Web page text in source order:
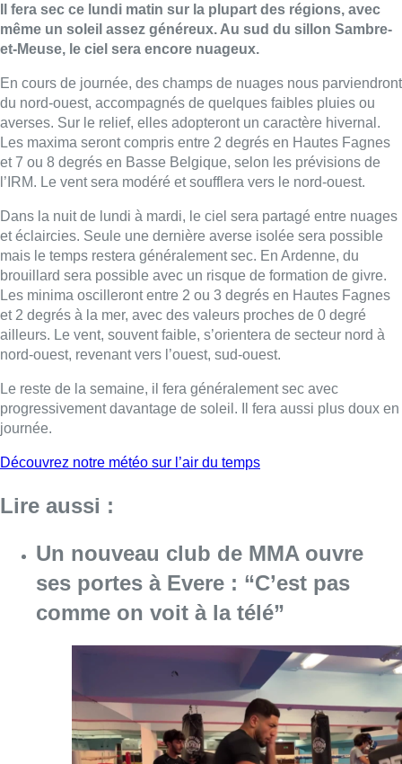
Il fera sec ce lundi matin sur la plupart des régions, avec
même un soleil assez généreux. Au sud du sillon Sambre-
et-Meuse, le ciel sera encore nuageux.
En cours de journée, des champs de nuages nous parviendront
du nord­-ouest, accompagnés de quelques faibles pluies ou
averses. Sur le relief, elles adopteront un caractère hivernal.
Les maxima seront compris entre 2 degrés en Hautes Fagnes
et 7 ou 8 degrés en Basse Belgique, selon les prévisions de
l’IRM. Le vent sera modéré et soufflera vers le nord-ouest.
Dans la nuit de lundi à mardi, le ciel sera partagé entre nuages
et éclaircies. Seule une dernière averse isolée sera possible
mais le temps restera généralement sec. En Ardenne, du
brouillard sera possible avec un risque de formation de givre.
Les minima oscilleront entre 2 ou 3 degrés en Hautes Fagnes
et 2 degrés à la mer, avec des valeurs proches de 0 degré
ailleurs. Le vent, souvent faible, s’orientera de secteur nord à
nord­-ouest, revenant vers l’ouest, sud­-ouest.
Le reste de la semaine, il fera généralement sec avec
progressivement davantage de soleil. Il fera aussi plus doux en
journée.
Découvrez notre météo sur l’air du temps
Lire aussi :
Un nouveau club de MMA ouvre
ses portes à Evere : “C’est pas
comme on voit à la télé”